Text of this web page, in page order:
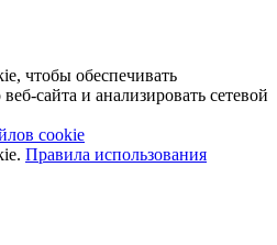
чтобы обеспечивать
сайта и анализировать сетевой
cookie
Правила использования